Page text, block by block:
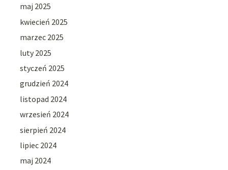
maj 2025
kwiecień 2025
marzec 2025
luty 2025
styczeń 2025
grudzień 2024
listopad 2024
wrzesień 2024
sierpień 2024
lipiec 2024
maj 2024